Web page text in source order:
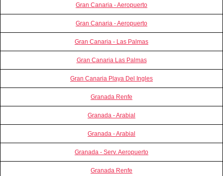
Gran Canaria - Aeropuerto
Gran Canaria - Aeropuerto
Gran Canaria - Las Palmas
Gran Canaria Las Palmas
Gran Canaria Playa Del Ingles
Granada Renfe
Granada - Arabial
Granada - Arabial
Granada - Serv. Aeropuerto
Granada Renfe